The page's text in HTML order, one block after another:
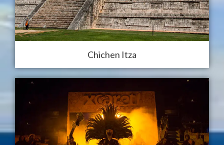
Chichen Itza